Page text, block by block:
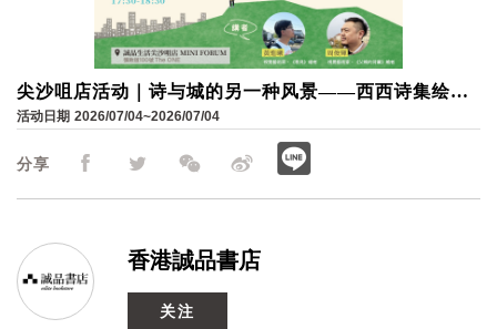
分享
香港誠品書店
关注
尖沙咀店活动｜诗与城的另一种风景——西西诗集绘本
系列：黄进曦 × 周俊辉对谈
活动日期 2026/07/04~2026/07/04